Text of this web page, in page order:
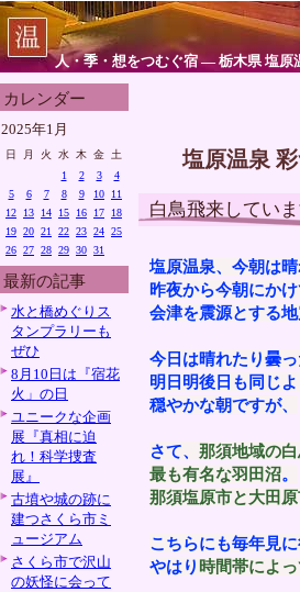
人・季・想をつむぐ宿 ― 栃木県 塩原
カレンダー
2025年1月
日 月 火 水 木 金
土
1
2 3
4
5
6 7 8 9 10
11
12
13 14 15 16 17
18
19 20 21 22 23 24 25
26 27 28 29 30 31
最新の記事
水と橋めぐりス
タンプラリーも
ぜひ
8月10日は『宿花
火」の日
ユニークな企画
展『真相に迫
れ！科学捜査
展』
古墳や城の跡に
建つさくら市ミ
ュージアム
さくら市で沢山
の妖怪に会って
塩原温泉
白鳥飛来してい
塩原温泉、今朝は
昨夜から今朝にか
会津を震源とする
今日は晴れたり曇
明日明後日も同じ
穏やかな朝ですが、
さて、 那須地域の
最も有名な羽田沼。
那須塩原市と大田
こちらにも毎年見
やはり 時間帯によ